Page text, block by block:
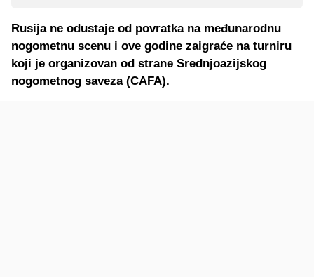
Rusija ne odustaje od povratka na međunarodnu
nogometnu scenu i ove godine zaigraće na turniru
koji je organizovan od strane Srednjoazijskog
nogometnog saveza (CAFA).